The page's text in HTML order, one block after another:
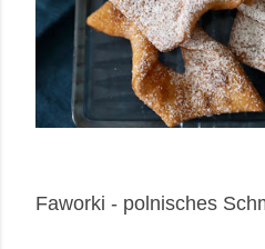
Faworki - polnisches